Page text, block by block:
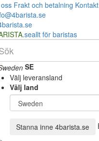
Frakt och betalning Kontakt
.seallt för baristas
SE
Välj leveransland
Välj land
Stanna inne 4barista.se